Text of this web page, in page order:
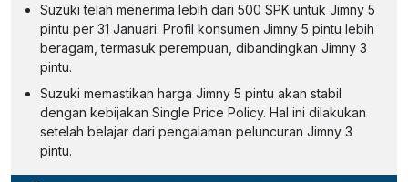
Suzuki telah menerima lebih dari 500 SPK untuk Jimny 5
pintu per 31 Januari. Profil konsumen Jimny 5 pintu lebih
beragam, termasuk perempuan, dibandingkan Jimny 3
pintu.
Suzuki memastikan harga Jimny 5 pintu akan stabil
dengan kebijakan Single Price Policy. Hal ini dilakukan
setelah belajar dari pengalaman peluncuran Jimny 3
pintu.